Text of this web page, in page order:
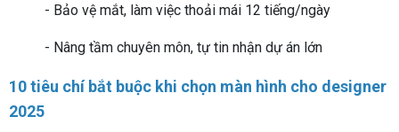
- Bảo vệ mắt, làm việc thoải mái 12 tiếng/ngày
- Nâng tầm chuyên môn, tự tin nhận dự án lớn
10 tiêu chí bắt buộc khi chọn màn hình cho designer
2025